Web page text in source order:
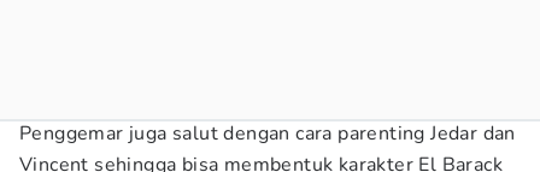
Penggemar juga salut dengan cara parenting Jedar dan
Vincent sehingga bisa membentuk karakter El Barack